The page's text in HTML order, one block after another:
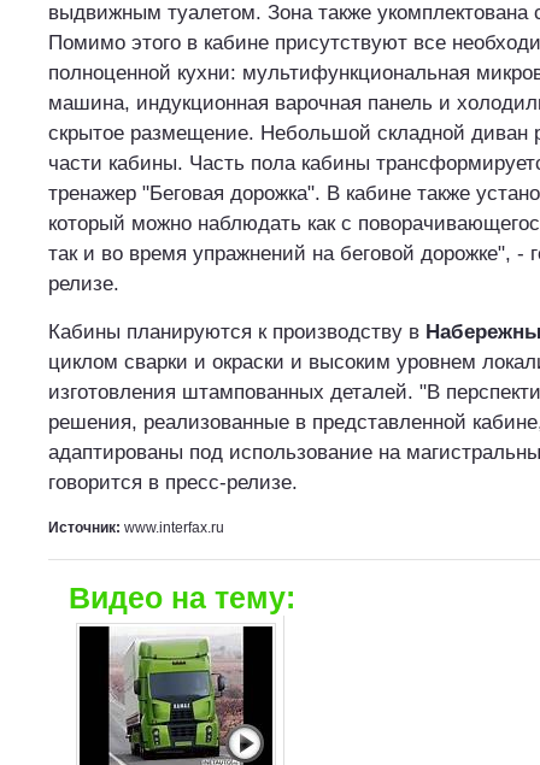
выдвижным туалетом. Зона также укомплектована
Помимо этого в кабине присутствуют все
полноценной кухни: мультифункциональная
машина, индукционная варочная панель и
скрытое размещение. Небольшой складной диван
части кабины. Часть пола кабины
тренажер "Беговая дорожка". В кабине также
который можно наблюдать как с
так и во время упражнений на беговой дорожке", -
релизе.
Кабины планируются к производству в
циклом сварки и окраски и высоким уровнем
изготовления штампованных деталей. "В
решения, реализованные в представленной
адаптированы под использование на
говорится в пресс-релизе.
Источник: www.interfax.ru
Видео на тему: